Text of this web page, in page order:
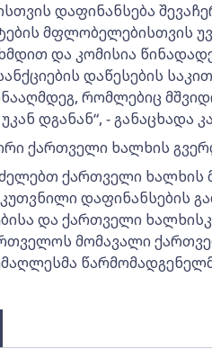
დაფინანსება
მფლობელებისთვის
და კომისია
დაწესების
რომლებიც
დგანან“, - განაცხადა
ქართველი ხალხის
ქართველი ხალხის
დაფინანსების
და ქართველი
მომავალი